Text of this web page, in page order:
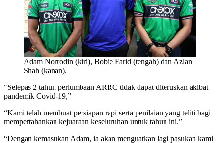
Adam Norrodin (kiri), Bobie Farid (tengah) dan Azlan
Shah (kanan).
“Selepas 2 tahun perlumbaan ARRC tidak dapat diteruskan akibat
pandemik Covid-19,”
“Kami telah membuat persiapan rapi serta penilaian yang teliti bagi
mempertahankan kejuaraan keseluruhan untuk tahun ini.”
“Dengan kemasukan Adam, ia akan menguatkan lagi pasukan kami